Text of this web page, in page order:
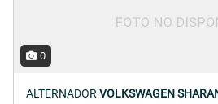
0
ALTERNADOR VOLKSWAGEN